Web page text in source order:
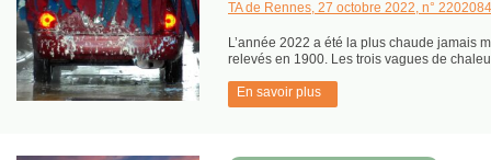
TA de Rennes, 27 octobre 2022, n° 2202084
L’année 2022 a été la plus chaude jamais
relevés en 1900. Les trois vagues de
En savoir plus